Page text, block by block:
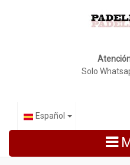
Solo
Español